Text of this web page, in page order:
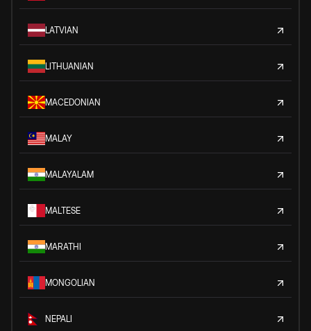
LATVIAN
LITHUANIAN
MACEDONIAN
MALAY
MALAYALAM
MALTESE
MARATHI
MONGOLIAN
NEPALI